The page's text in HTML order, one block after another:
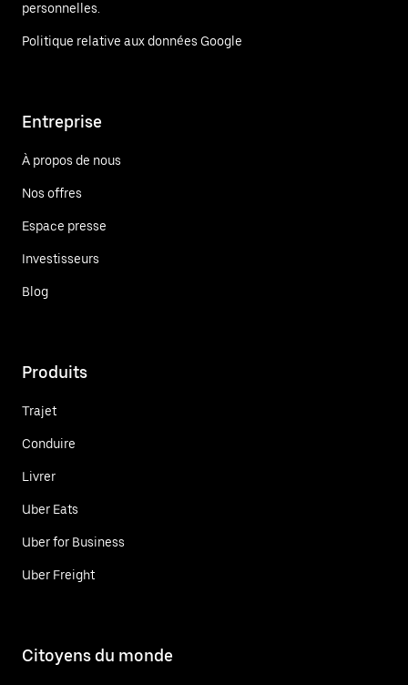
personnelles.
Politique relative aux données Google
Entreprise
À propos de nous
Nos offres
Espace presse
Investisseurs
Blog
Produits
Trajet
Conduire
Livrer
Uber Eats
Uber for Business
Uber Freight
Citoyens du monde